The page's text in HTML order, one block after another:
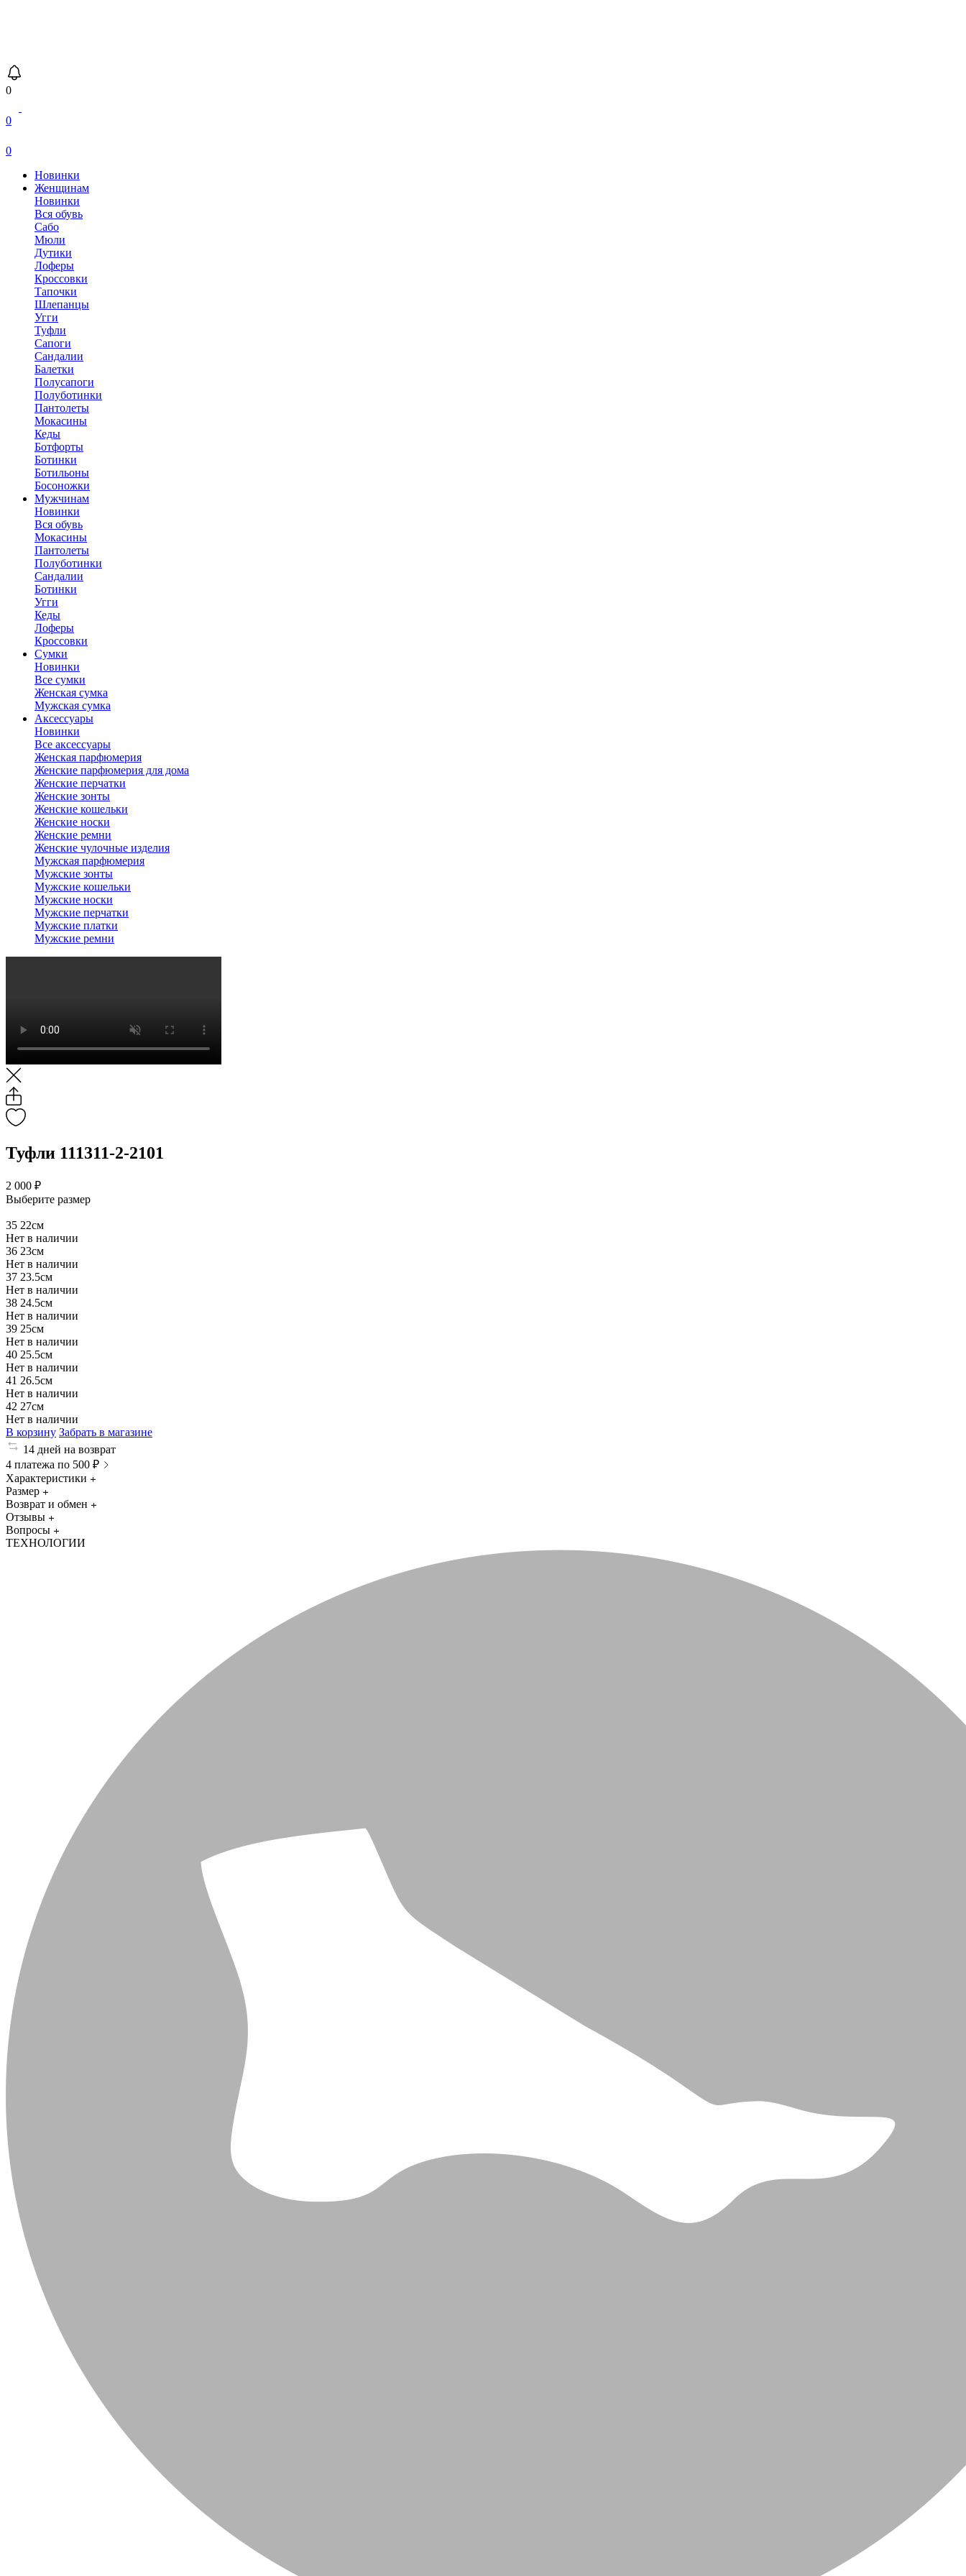
0
0
0
Новинки
Женщинам
Новинки
Вся обувь
Сабо
Мюли
Дутики
Лоферы
Кроссовки
Тапочки
Шлепанцы
Угги
Туфли
Сапоги
Сандалии
Балетки
Полусапоги
Полуботинки
Пантолеты
Мокасины
Кеды
Ботфорты
Ботинки
Ботильоны
Босоножки
Мужчинам
Новинки
Вся обувь
Мокасины
Пантолеты
Полуботинки
Сандалии
Ботинки
Угги
Кеды
Лоферы
Кроссовки
Сумки
Новинки
Все сумки
Женская сумка
Мужская сумка
Аксессуары
Новинки
Все аксессуары
Женская парфюмерия
Женские парфюмерия для дома
Женские перчатки
Женские зонты
Женские кошельки
Женские носки
Женские ремни
Женские чулочные изделия
Мужская парфюмерия
Мужские зонты
Мужские кошельки
Мужские носки
Мужские перчатки
Мужские платки
Мужские ремни
Туфли 111311-2-2101
2 000 ₽
Выберите размер
35 22см
Нет в наличии
36 23см
Нет в наличии
37 23.5см
Нет в наличии
38 24.5см
Нет в наличии
39 25см
Нет в наличии
40 25.5см
Нет в наличии
41 26.5см
Нет в наличии
42 27см
Нет в наличии
В корзину Забрать в магазине
14 дней на возврат
4 платежа по 500 ₽
Характеристики
Размер
Возврат и обмен
Отзывы
Вопросы
ТЕХНОЛОГИИ